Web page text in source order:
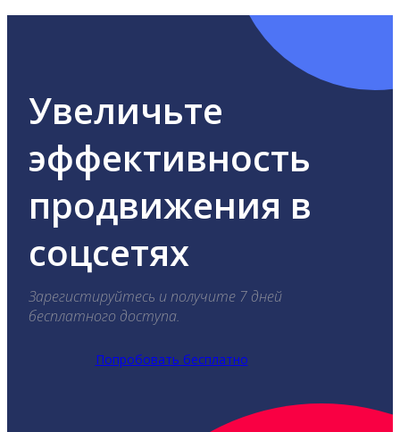
Увеличьте
эффективность
продвижения в
соцсетях
Зарегистируйтесь и получите 7 дней
бесплатного доступа.
Попробовать бесплатно